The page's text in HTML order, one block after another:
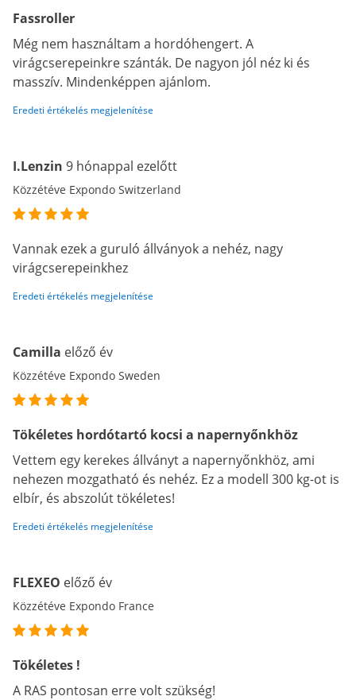
Fassroller
Még nem használtam a hordóhengert. A
virágcserepeinkre szánták. De nagyon jól néz ki és
masszív. Mindenképpen ajánlom.
Eredeti értékelés megjelenítése
I.Lenzin 9 hónappal ezelőtt
Közzétéve Expondo Switzerland
Vannak ezek a guruló állványok a nehéz, nagy
virágcserepeinkhez
Eredeti értékelés megjelenítése
Camilla előző év
Közzétéve Expondo Sweden
Tökéletes hordótartó kocsi a napernyőnkhöz
Vettem egy kerekes állványt a napernyőnkhöz, ami
nehezen mozgatható és nehéz. Ez a modell 300 kg-ot is
elbír, és abszolút tökéletes!
Eredeti értékelés megjelenítése
FLEXEO előző év
Közzétéve Expondo France
Tökéletes !
A RAS pontosan erre volt szükség!